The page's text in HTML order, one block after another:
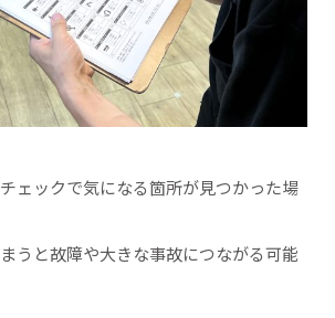
ェックで気になる箇所が見つかった場
うと故障や大きな事故につながる可能